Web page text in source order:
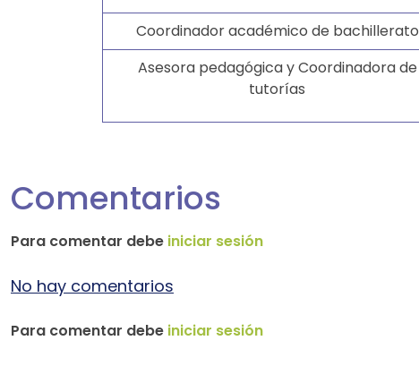
Coordinador académico de bachillerato
Asesora pedagógica y Coordinadora de
tutorías
Comentarios
Para comentar debe iniciar sesión
No hay comentarios
Para comentar debe iniciar sesión